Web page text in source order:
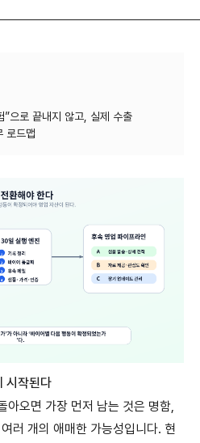
”으로 끝내지 않고, 실제 수출
시작된다
아오면 가장 먼저 남는 것은 명함,
러 개의 애매한 가능성입니다. 현